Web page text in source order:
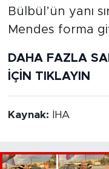
Bülbül’ün yanı
Mendes forma
DAHA FAZLA
İÇİN TIKLAYIN
Kaynak: İHA